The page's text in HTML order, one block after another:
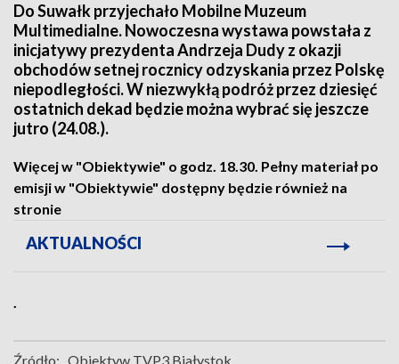
Do Suwałk przyjechało Mobilne Muzeum
Multimedialne. Nowoczesna wystawa powstała z
inicjatywy prezydenta Andrzeja Dudy z okazji
obchodów setnej rocznicy odzyskania przez Polskę
niepodległości. W niezwykłą podróż przez dziesięć
ostatnich dekad będzie można wybrać się jeszcze
jutro (24.08.).
Więcej w "Obiektywie" o godz. 18.30. Pełny materiał po
emisji w "Obiektywie" dostępny będzie również na
stronie
AKTUALNOŚCI
.
Źródło: Obiektyw TVP3 Białystok